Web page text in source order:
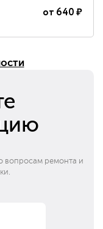
от 640₽
вопросам ремонта и